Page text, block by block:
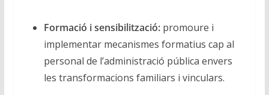
Formació i sensibilització:promoure i
implementar mecanismes formatius cap al
personal de l’administració pública envers
les transformacions familiars i vinculars.